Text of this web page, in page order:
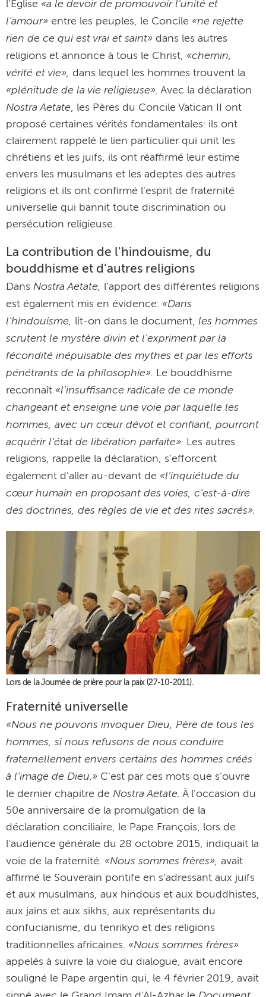
l'Église «a le devoir de promouvoir l'unité et
l'amour» entre les peuples, le Concile «ne rejette
rien de ce qui est vrai et saint» dans les autres
religions et annonce à tous le Christ, «chemin,
vérité et vie», dans lequel les hommes trouvent la
«plénitude de la vie religieuse». Avec la déclaration
Nostra Aetate, les Pères du Concile Vatican II ont
proposé certaines vérités fondamentales: ils ont
clairement rappelé le lien particulier qui unit les
chrétiens et les juifs, ils ont réaffirmé leur estime
envers les musulmans et les adeptes des autres
religions et ils ont confirmé l'esprit de fraternité
universelle qui bannit toute discrimination ou
persécution religieuse.
La contribution de l'hindouisme, du
bouddhisme et d'autres religions
Dans Nostra Aetate, l'apport des différentes religions
est également mis en évidence: «Dans
l'hindouisme, lit-on dans le document, les hommes
scrutent le mystère divin et l'expriment par la
fécondité inépuisable des mythes et par les efforts
pénétrants de la philosophie». Le bouddhisme
reconnaît «l'insuffisance radicale de ce monde
changeant et enseigne une voie par laquelle les
hommes, avec un cœur dévot et confiant, pourront
acquérir l'état de libération parfaite». Les autres
religions, rappelle la déclaration, s'efforcent
également d'aller au-devant de «l'inquiétude du
cœur humain en proposant des voies, c'est-à-dire
des doctrines, des règles de vie et des rites sacrés».
Lors de la Journée de prière pour la paix (27-10-2011).
Fraternité universelle
«Nous ne pouvons invoquer Dieu, Père de tous les
hommes, si nous refusons de nous conduire
fraternellement envers certains des hommes créés
à l’image de Dieu.» C'est par ces mots que s'ouvre
le dernier chapitre de Nostra Aetate. À l'occasion du
50e anniversaire de la promulgation de la
déclaration conciliaire, le Pape François, lors de
l'audience générale du 28 octobre 2015, indiquait la
voie de la fraternité. «Nous sommes frères», avait
affirmé le Souverain pontife en s'adressant aux juifs
et aux musulmans, aux hindous et aux bouddhistes,
aux jaïns et aux sikhs, aux représentants du
confucianisme, du tenrikyo et des religions
traditionnelles africaines. «Nous sommes frères»
appelés à suivre la voie du dialogue, avait encore
souligné le Pape argentin qui, le 4 février 2019, avait